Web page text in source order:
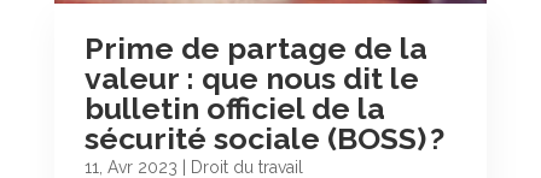
Prime de partage de la
valeur : que nous dit le
bulletin officiel de la
sécurité sociale (BOSS) ?
11, Avr 2023 Droit du travail